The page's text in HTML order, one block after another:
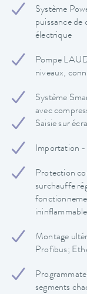
Système
puissance de
électrique
Pompe
niveaux,
Système
avec
Saisie sur
Importation -
Protection
surchauffe
Montage
Profibus;
segments